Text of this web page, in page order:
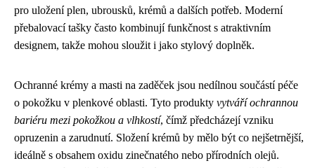
pro uložení plen, ubrousků, krémů a dalších potřeb. Moderní
přebalovací tašky často kombinují funkčnost s atraktivním
designem, takže mohou sloužit i jako stylový doplněk.
Ochranné krémy a masti na zaděček jsou nedílnou součástí péče
o pokožku v plenkové oblasti. Tyto produkty vytváří ochrannou
bariéru mezi pokožkou a vlhkostí, čímž předcházejí vzniku
opruzenin a zarudnutí. Složení krémů by mělo být co nejšetrnější,
ideálně s obsahem oxidu zinečnatého nebo přírodních olejů.